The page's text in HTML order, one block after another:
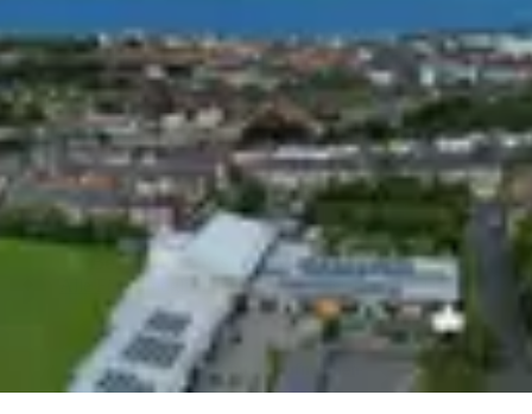
PPA- und EPC-Modelle
Flexible Finanzierungsmodelle entdecken
Klimabildung für lokale Schulen (über die
Kommune)
Mehr Informationen
Beratung zu staatlicher Förderung
Alle Fördermöglichkeiten nutzen – Jetzt beraten lassen!
Jetzt Kontakt aufnehmen